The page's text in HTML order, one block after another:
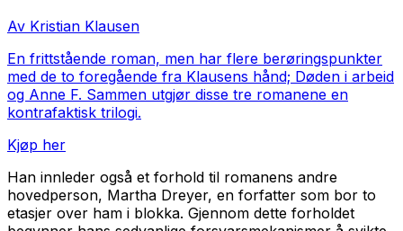
Av Kristian Klausen
En frittstående roman, men har flere berøringspunkter
med de to foregående fra Klausens hånd; Døden i arbeid
og Anne F. Sammen utgjør disse tre romanene en
kontrafaktisk trilogi.
Kjøp her
Han innleder også et forhold til romanens andre
hovedperson, Martha Dreyer, en forfatter som bor to
etasjer over ham i blokka. Gjennom dette forholdet